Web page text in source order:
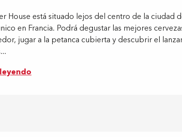
House está situado lejos del centro de la ciudad
en Francia. Podrá degustar las mejores
jugar a la petanca cubierta y descubrir el